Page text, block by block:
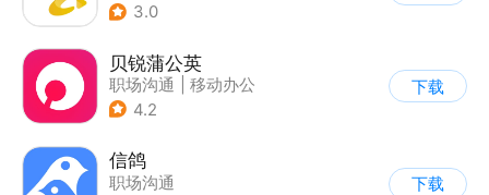
3.0
贝锐蒲公英
职场沟通
移动办公
4.2
下载
信鸽
职场沟通
下载